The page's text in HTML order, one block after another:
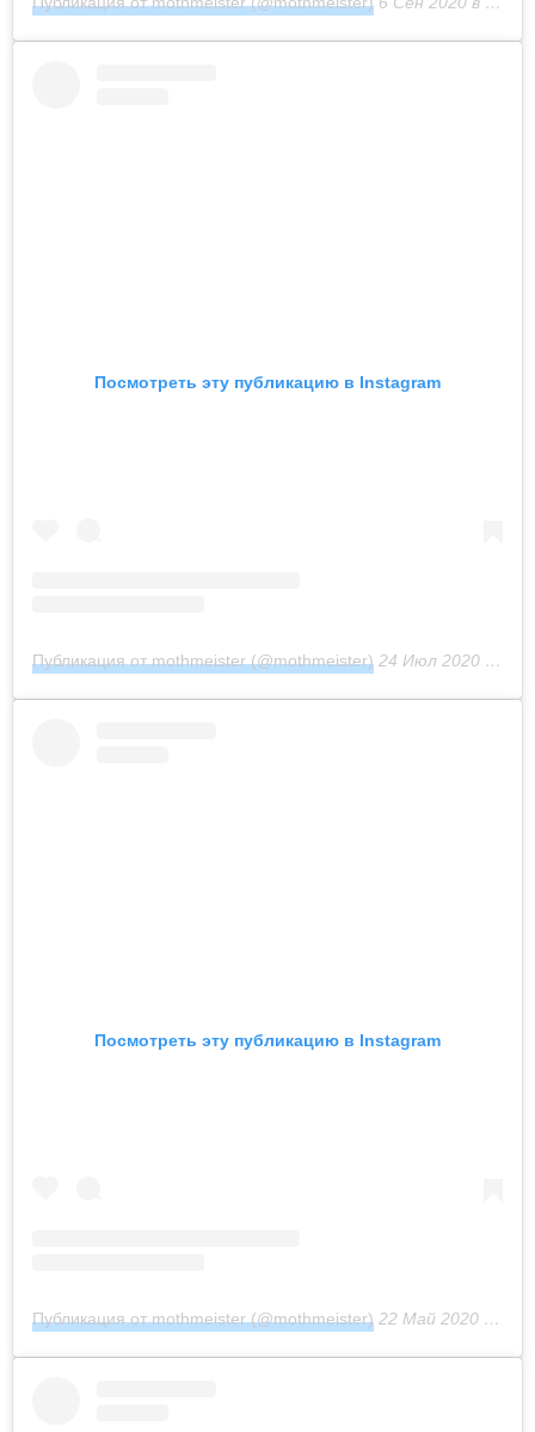
Посмотреть эту публикацию в Instagram
Публикация от mothmeister (@mothmeister) 24 Июл 2020 в 11:32 PDT
Посмотреть эту публикацию в Instagram
Публикация от mothmeister (@mothmeister) 22 Май 2020 в 10:45 PDT